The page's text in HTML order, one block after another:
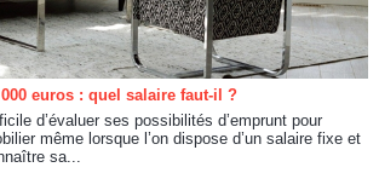
euros : quel salaire faut-il ?
d’évaluer ses possibilités d’emprunt pour
même lorsque l’on dispose d’un salaire fixe et
sa...